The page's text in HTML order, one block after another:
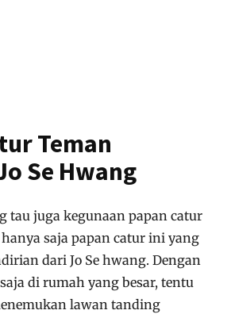
Teman
Se Hwang
tau juga kegunaan papan catur
saja papan catur ini yang
dari Jo Se hwang. Dengan
di rumah yang besar, tentu
lawan tanding